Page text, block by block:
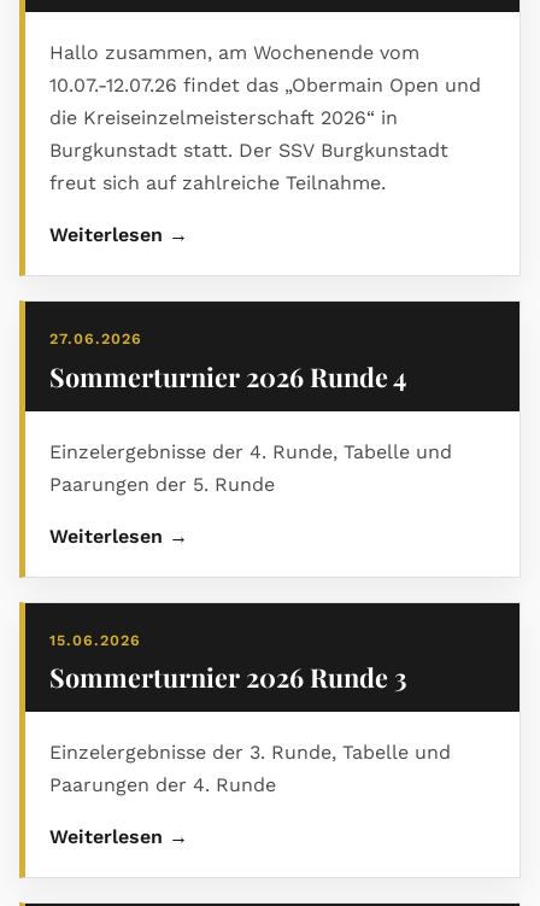
2 4 - 6 8.5 22.0 9 SG Mönchröden/Ebe 1597 0 2
3 2 - 8 7.0 22.0 10 Coburger SV II 1141 0 1 4 1 - 9
5.5 19.0
Hallo zusammen, am Wochenende vom
10.07.-12.07.26 findet das „Obermain Open und
die Kreiseinzelmeisterschaft 2026“ in
Burgkunstadt statt. Der SSV Burgkunstadt
freut sich auf zahlreiche Teilnahme.
Weiterlesen →
27.06.2026
Sommerturnier 2026 Runde 4
Einzelergebnisse der 4. Runde, Tabelle und
Paarungen der 5. Runde
Weiterlesen →
15.06.2026
Sommerturnier 2026 Runde 3
Einzelergebnisse der 3. Runde, Tabelle und
Paarungen der 4. Runde
Weiterlesen →